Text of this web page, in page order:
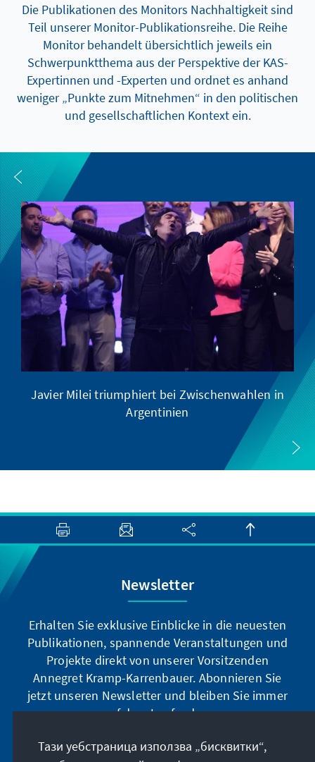
Die Publikationen des Monitors Nachhaltigkeit sind
Teil unserer Monitor-Publikationsreihe. Die Reihe
Monitor behandelt übersichtlich jeweils ein
Schwerpunktthema aus der Perspektive der KAS-
Expertinnen und -Experten und ordnet es anhand
weniger „Punkte zum Mitnehmen“ in den politischen
und gesellschaftlichen Kontext ein.
Javier Milei triumphiert bei Zwischenwahlen in
Argentinien
Newsletter
Erhalten Sie exklusive Einblicke in die neuesten
Publikationen, spannende Veranstaltungen und
Projekte direkt von unserer Vorsitzenden
Annegret Kramp-Karrenbauer. Abonnieren Sie
jetzt unseren Newsletter und bleiben Sie immer
auf dem Laufenden.
Jetzt abonnieren
Тази уебстраница използва „бисквитки“,